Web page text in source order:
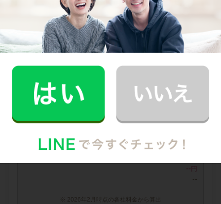
料金（税込・交通費込）
--
他社との比較
--
中堅CH社
-- 円
--
※ 2026年2月時点の各社料金から算出